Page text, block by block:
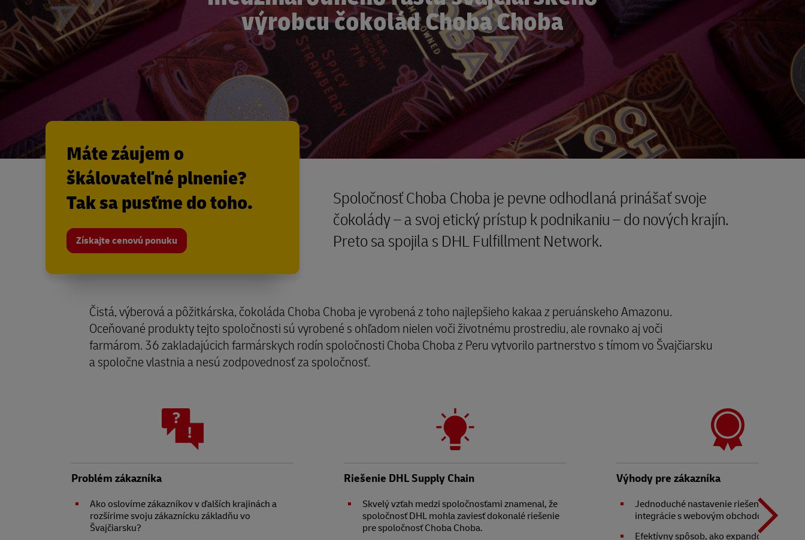
výrobcu čokolád Choba Choba
Spoločnosť Choba Choba je pevne odhodlaná prinášať svoje
čokolády – a svoj etický prístup k podnikaniu – do nových krajín.
Preto sa spojila s DHL Fulfillment Network.
Máte záujem o
škálovateľné plnenie?
Tak sa pusťme do toho.
Získajte cenovú ponuku
Čistá, výberová a pôžitkárska, čokoláda Choba Choba je vyrobená z toho najlepšieho kakaa z peruánskeho Amazonu.
Oceňované produkty tejto spoločnosti sú vyrobené s ohľadom nielen voči životnému prostrediu, ale rovnako aj voči
farmárom. 36 zakladajúcich farmárskych rodín spoločnosti Choba Choba z Peru vytvorilo partnerstvo s tímom vo Švajčiarsku
a spoločne vlastnia a nesú zodpovednosť za spoločnosť.
Problém zákazníka
Ako oslovíme zákazníkov v ďalších krajinách a
rozšírime svoju zákaznícku základňu vo
Švajčiarsku?
Riešenie DHL Supply Chain
Skvelý vzťah medzi spoločnosťami znamenal, že
spoločnosť DHL mohla zaviesť dokonalé riešenie
pre spoločnosť Choba Choba.
Výhody pre zákazníka
Jednoduché nastavenie riešenia DHL
integrácie s webovým obchodom
Efektívny spôsob, ako expandovať a